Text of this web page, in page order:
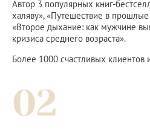
Автор 3 популярных книг-
халяву», «Путешествие в
«Второе дыхание: как мужчине
кризиса среднего возраста».
Более 1000 счастливых клиентов
02